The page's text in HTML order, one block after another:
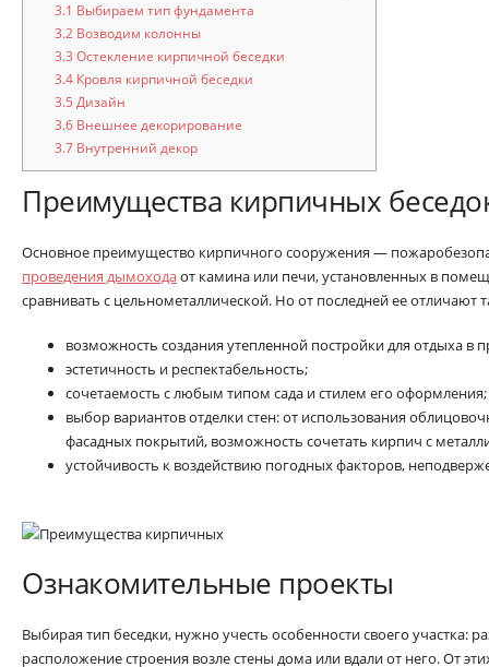
3.1 Выбираем тип фундамента
3.2Возводим колонны
3.3 Остекление кирпичной беседки
3.4Кровля кирпичной беседки
3.5 Дизайн
3.6Внешнее декорирование
3.7Внутренний декор
Преимущества кирпичных
Основное преимущество кирпичного сооружения —
проведения дымоходаот камина или печи, установленных в
сравнивать с цельнометаллической. Но от последней ее отличают
возможность создания утепленной постройки для отдыха в
эстетичность и респектабельность;
сочетаемость с любым типом сада и стилем его оформления;
выбор вариантов отделки стен: от использования
фасадных покрытий, возможность сочетать кирпич с
устойчивость к воздействию погодных факторов,
Ознакомительные проекты
Выбирая тип беседки, нужно учесть особенности своего
расположение строения возле стены дома или вдали от него. От